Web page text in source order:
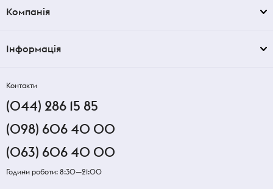
Компанія
Інформація
Контакти
(044) 286 15 85
(098) 606 40 00
(063) 606 40 00
Години роботи: 8:30—21:00